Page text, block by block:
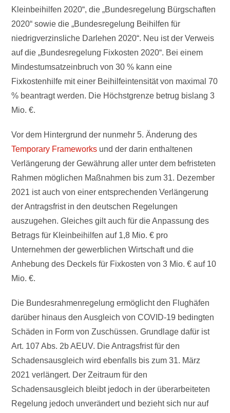
Kleinbeihilfen 2020“, die „Bundesregelung Bürgschaften
2020“ sowie die „Bundesregelung Beihilfen für
niedrigverzinsliche Darlehen 2020“. Neu ist der Verweis
auf die „Bundesregelung Fixkosten 2020“. Bei einem
Mindestumsatzeinbruch von 30 % kann eine
Fixkostenhilfe mit einer Beihilfeintensität von maximal 70
% beantragt werden. Die Höchstgrenze betrug bislang 3
Mio. €.
Vor dem Hintergrund der nunmehr 5. Änderung des
Temporary Frameworks und der darin enthaltenen
Verlängerung der Gewährung aller unter dem befristeten
Rahmen möglichen Maßnahmen bis zum 31. Dezember
2021 ist auch von einer entsprechenden Verlängerung
der Antragsfrist in den deutschen Regelungen
auszugehen. Gleiches gilt auch für die Anpassung des
Betrags für Kleinbeihilfen auf 1,8 Mio. € pro
Unternehmen der gewerblichen Wirtschaft und die
Anhebung des Deckels für Fixkosten von 3 Mio. € auf 10
Mio. €.
Die Bundesrahmenregelung ermöglicht den Flughäfen
darüber hinaus den Ausgleich von COVID-19 bedingten
Schäden in Form von Zuschüssen. Grundlage dafür ist
Art. 107 Abs. 2b AEUV. Die Antragsfrist für den
Schadensausgleich wird ebenfalls bis zum 31. März
2021 verlängert. Der Zeitraum für den
Schadensausgleich bleibt jedoch in der überarbeiteten
Regelung jedoch unverändert und bezieht sich nur auf